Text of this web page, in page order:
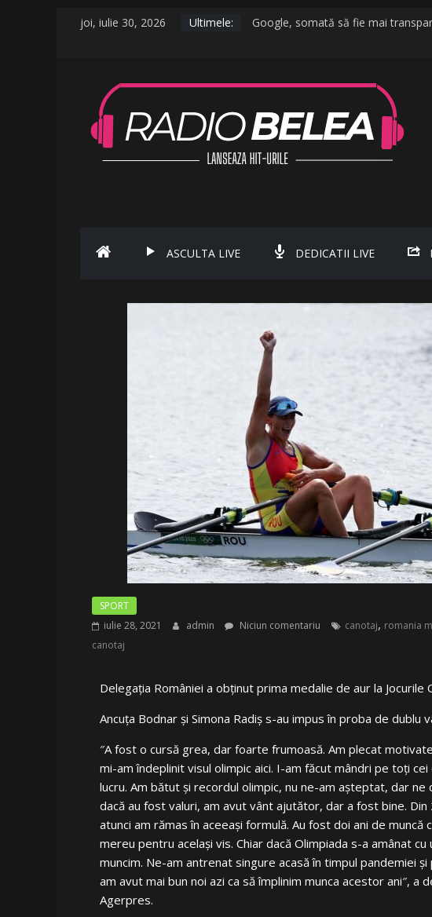
joi, iulie 30, 2026 Ultimele:
Google, somată să fie mai
Ce a postat Lambada, fosta soție
ASCULTA LIVE DEDICATII LIVE
SPORT
iulie 28, 2021
admin Niciun comentariu canotaj, romania
canotaj
Delegația României a obținut prima medalie de aur la Jocurile
Ancuța Bodnar și Simona Radiș s-au impus în proba de dublu
″A fost o cursă grea, dar foarte frumoasă. Am plecat
mi-am îndeplinit visul olimpic aici. I-am făcut mândri pe toţi
lucru. Am bătut şi recordul olimpic, nu ne-am aşteptat, dar
dacă au fost valuri, am avut vânt ajutător, dar a fost bine.
atunci am rămas în aceeaşi formulă. Au fost doi ani de muncă
mereu pentru acelaşi vis. Chiar dacă Olimpiada s-a amânat
muncim. Ne-am antrenat singure acasă în timpul pandemiei
am avut mai bun noi azi ca să împlinim munca acestor ani″⁣,
Agerpres.